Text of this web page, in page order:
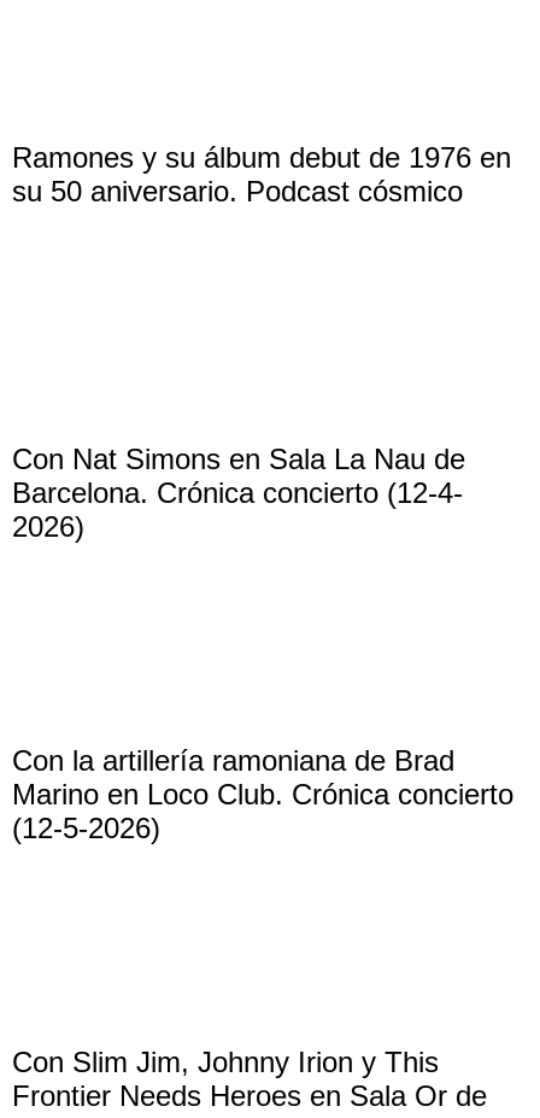
Ramones y su álbum debut de 1976 en
su 50 aniversario. Podcast cósmico
Con Nat Simons en Sala La Nau de
Barcelona. Crónica concierto (12-4-
2026)
Con la artillería ramoniana de Brad
Marino en Loco Club. Crónica concierto
(12-5-2026)
Con Slim Jim, Johnny Irion y This
Frontier Needs Heroes en Sala Or de